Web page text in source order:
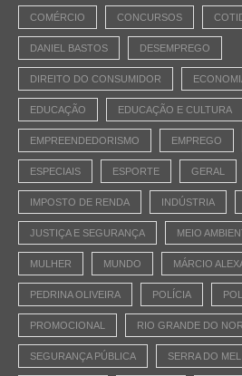
COMÉRCIO CONCURSOS
DANIEL BASTOS DESEMPREGO
DIREITO DO CONSUMIDOR
EDUCAÇÃO EDUCAÇÃO E CULTURA
EMPREENDEDORISMO EMPREGO
ESPECIAIS ESPORTE GERAL
IMPOSTO DE RENDA INDÚSTRIA
JUSTIÇA E SEGURANÇA MEIO
MULHER MUNDO MÁRCIO
PEDRINA OLIVEIRA POLÍCIA
PROMOCIONAL RIO GRANDE DO
SEGURANÇA PÚBLICA SERRA DO MEL